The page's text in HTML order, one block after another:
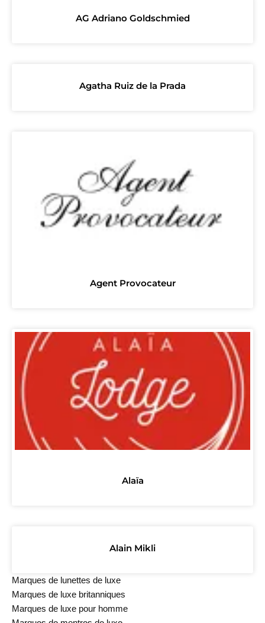
AG Adriano Goldschmied
Agatha Ruiz de la Prada
Agent Provocateur
Alaïa
Alain Mikli
Marques de lunettes de luxe
Marques de luxe britanniques
Marques de luxe pour homme